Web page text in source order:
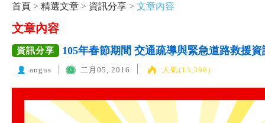
首頁 > 精選文章 > 資訊分享 > 文章內容
文章內容
資訊分享 105年春節期間 交通疏導與緊急道路救援資
angus 二月05, 2016 人氣(13,396)